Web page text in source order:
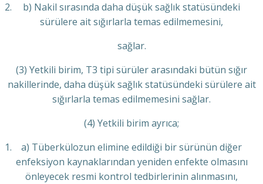
b) Nakil sırasında daha düşük sağlık statüsündeki
sürülere ait sığırlarla temas edilmemesini,
sağlar.
(3) Yetkili birim, T3 tipi sürüler arasındaki bütün sığır
nakillerinde, daha düşük sağlık statüsündeki sürülere ait
sığırlarla temas edilmemesini sağlar.
(4) Yetkili birim ayrıca;
a) Tüberkülozun elimine edildiği bir sürünün diğer
enfeksiyon kaynaklarından yeniden enfekte olmasını
önleyecek resmi kontrol tedbirlerinin alınmasını,